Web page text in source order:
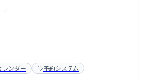
レンダー 予約システム